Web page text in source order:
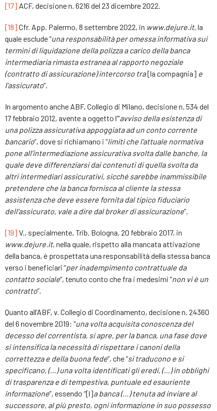
[17] ACF, decisione n. 6216 del 23 dicembre 2022.
[18] Cfr. App. Palermo, 8 settembre 2022, in www.dejure.it, la
quale esclude “una responsabilità per omessa informativa sui
termini di liquidazione della polizza a carico della banca
intermediaria rimasta estranea al rapporto negoziale
(contratto di assicurazione) intercorso tra[la compagnia] e
l’assicurato”.
In argomento anche ABF, Collegio di Milano, decisione n. 534 del
17 febbraio 2012, avente a oggetto l’“avviso della esistenza di
una polizza assicurativa appoggiata ad un conto corrente
bancario”, dove si richiamano i “limiti che l’attuale normativa
pone all’intermediazione assicurativa svolta dalle banche, la
quale deve differenziarsi dai contenuti di quella svolta da
altri intermediari assicurativi, sicché sarebbe inammissibile
pretendere che la banca fornisca al cliente la stessa
assistenza che deve essere fornita dal tipico fiduciario
dell’assicurato, vale a dire dal broker di assicurazione”.
[19] V., specialmente, Trib. Bologna, 20 febbraio 2017, in
www.dejure.it, nella quale, rispetto alla mancata attivazione
della banca, è prospettata una responsabilità della stessa banca
verso i beneficiari “per inadempimento contrattuale da
contatto sociale”, tenuto conto che fra i medesimi “non vi è un
contratto”.
Quanto all’ABF, v. Collegio di Coordinamento, decisione n. 24360
del 6 novembre 2019: “una volta acquisita conoscenza del
decesso del correntista, si apre, per la banca, una fase dove
si intensifica la necessità di rispettare i canoni della
correttezza e della buona fede”, che “si traducono e si
specificano,(…)una volta identificati gli eredi,(…)in obblighi
di trasparenza e di tempestiva, puntuale ed esauriente
informazione”, essendo “[l]a banca(…) tenuta ad inviare al
successore, al più presto, ogni informazione in suo possesso